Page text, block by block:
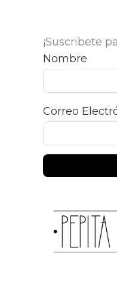
¡Suscribete
Nombre
Correo